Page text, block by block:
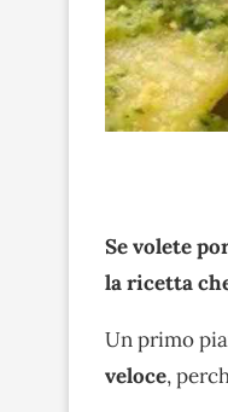
Se volete
la ricetta
Un primo
veloce,